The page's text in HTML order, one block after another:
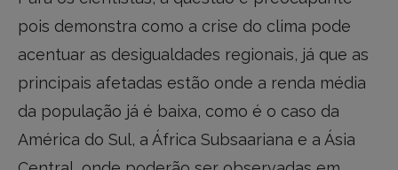
pois demonstra como a crise do clima pode
acentuar as desigualdades regionais, já que as
principais afetadas estão onde a renda média
da população já é baixa, como é o caso da
América do Sul, a África Subsaariana e a Ásia